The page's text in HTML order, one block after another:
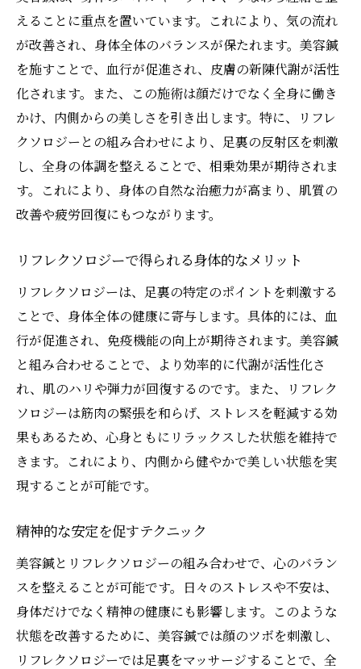
えることに重点を置いています。これにより、気の流れ
が改善され、身体全体のバランスが保たれます。美容鍼
を施すことで、血行が促進され、皮膚の新陳代謝が活性
化されます。また、この施術は顔だけでなく全身に働き
かけ、内側からの美しさを引き出します。特に、リフレ
クソロジーとの組み合わせにより、足裏の反射区を刺激
し、全身の体調を整えることで、相乗効果が期待されま
す。これにより、身体の自然な治癒力が高まり、肌質の
改善や疲労回復にもつながります。
リフレクソロジーで得られる身体的なメリット
リフレクソロジーは、足裏の特定のポイントを刺激する
ことで、身体全体の健康に寄与します。具体的には、血
行が促進され、免疫機能の向上が期待されます。美容鍼
と組み合わせることで、より効率的に代謝が活性化さ
れ、肌のハリや弾力が回復するのです。また、リフレク
ソロジーは筋肉の緊張を和らげ、ストレスを軽減する効
果もあるため、心身ともにリラックスした状態を維持で
きます。これにより、内側から健やかで美しい状態を実
現することが可能です。
精神的な安定を促すテクニック
美容鍼とリフレクソロジーの組み合わせで、心のバラン
スを整えることが可能です。日々のストレスや不安は、
身体だけでなく精神の健康にも影響します。このような
状態を改善するために、美容鍼では顔のツボを刺激し、
リフレクソロジーでは足裏をマッサージすることで、全